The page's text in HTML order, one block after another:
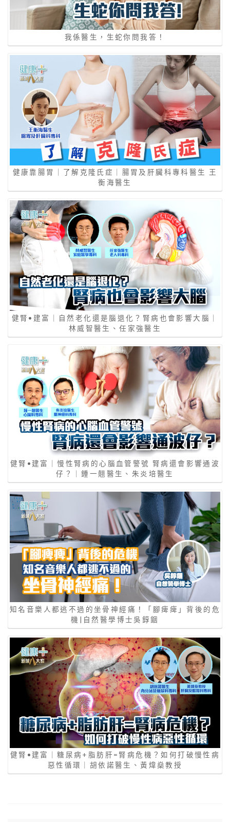
我係醫生，生蛇你問我答！
健康靠腸胃｜了解克隆氏症｜腸胃及肝臟科專科醫生 王
衡海醫生
健腎•建富｜自然老化還是腦退化？腎病也會影響大腦｜
林威智醫生、任家強醫生
健腎•建富｜慢性腎病的心腦血管警號 腎病還會影響通波
仔？｜鍾一翹醫生、朱炎培醫生
知名音樂人都逃不過的坐骨神經痛！「腳痺痺」背後的危
機|自然醫學博士吳錞銦
健腎•建富｜糖尿病+脂肪肝=腎病危機？如何打破慢性病
惡性循環｜胡依諾醫生、黃煒燊教授